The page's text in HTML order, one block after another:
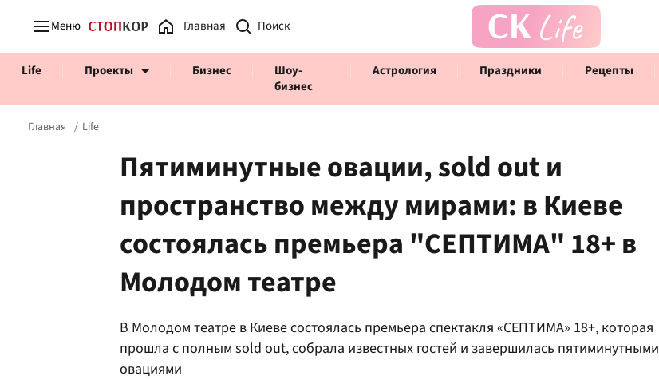
Меню Главная
Life Проекты Бизнес
Шоу-
бизнес
Астрология Праздники Рецепты
ВІДВЕРТІ Говорят инфлюенсеры
Главная Life
Пятиминутные овации, sold out и
пространство между мирами: в Киеве
состоялась премьера "СЕПТИМА" 18+ в
Молодом театре
В Молодом театре в Киеве состоялась премьера спектакля «СЕПТИМА» 18+, которая
прошла с полным sold out, собрала известных гостей и завершилась пятиминутными
овациями